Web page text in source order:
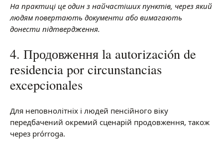
На практиці це один з найчастіших пунктів, через який
людям повертають документи або вимагають
донести підтвердження.
4. Продовження la autorización de
residencia por circunstancias
excepcionales
Для неповнолітніх і людей пенсійного віку
передбачений окремий сценарій продовження, також
через prórroga.